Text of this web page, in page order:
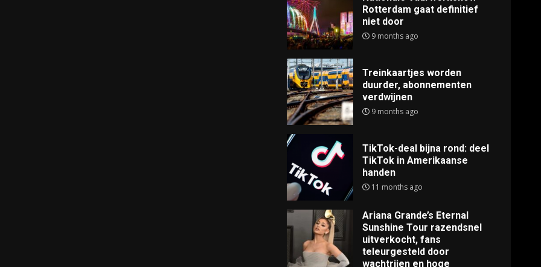
Rotterdam gaat definitief
niet door
9 months ago
Treinkaartjes worden
duurder, abonnementen
verdwijnen
9 months ago
TikTok-deal bijna rond: deel
TikTok in Amerikaanse
handen
11 months ago
Ariana Grande’s Eternal
Sunshine Tour razendsnel
uitverkocht, fans
teleurgesteld door
wachtrijen en hoge